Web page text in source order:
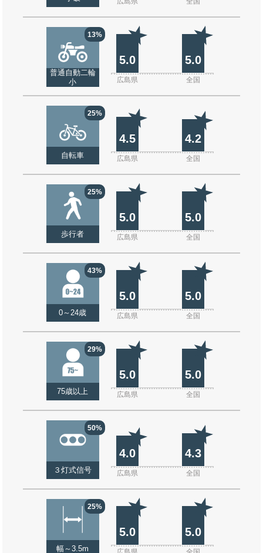
13%
普通自動二輪
小
5.0 5.0
広島県 全国
25%
自転車
4.5 4.2
広島県 全国
25%
歩行者
5.0 5.0
広島県 全国
43%
0～24歳
5.0 5.0
広島県 全国
29%
75歳以上
5.0 5.0
広島県 全国
50%
３灯式信号
4.0 4.3
広島県 全国
25%
幅～3.5m
5.0 5.0